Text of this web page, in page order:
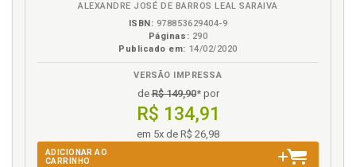
ALEXANDRE JOSÉ DE BARROS LEAL SARAIVA
ISBN: 978853629404-9
Páginas: 290
Publicado em: 14/02/2020
VERSÃO IMPRESSA
deR$ 149,90* por
R$ 134,91
em 5x de R$ 26,98
ADICIONAR AO
CARRINHO